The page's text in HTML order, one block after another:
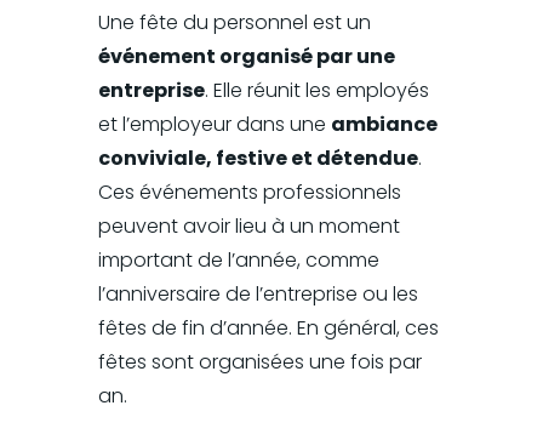
Une fête du personnel est un
événement organisé par une
entreprise. Elle réunit les employés
et l’employeur dans une ambiance
conviviale, festive et détendue.
Ces événements professionnels
peuvent avoir lieu à un moment
important de l’année, comme
l’anniversaire de l’entreprise ou les
fêtes de fin d’année. En général, ces
fêtes sont organisées une fois par
an.